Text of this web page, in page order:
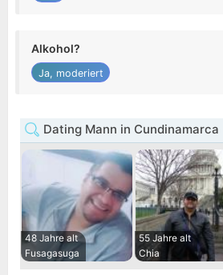
Alkohol?
Ja, moderiert
Dating Mann in Cundinamarca
48 Jahre alt
Fusagasuga
55 Jahre alt
Chia